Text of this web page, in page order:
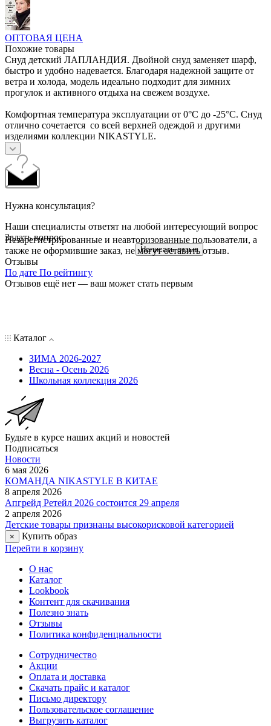
ОПТОВАЯ ЦЕНА
Похожие товары
Снуд детский ЛАПЛАНДИЯ. Двойной снуд заменяет шарф,
быстро и удобно надевается. Благодаря надежной защите от
ветра и холода, модель идеально подходит для зимних
прогулок и активного отдыха на свежем воздухе.
Комфортная температура эксплуатации от 0°С до -25°С. Снуд
отлично сочетается со всей верхней одеждой и другими
изделиями коллекции NIKASTYLE.
Нужна консультация?
Наши специалисты ответят на любой интересующий вопрос
Задать вопрос
Написать отзыв
Незарегистрированные и неавторизованные пользователи, а
также не оформившие заказ, не могут оставить отзыв.
Отзывы
По дате По рейтингу
Отзывов ещё нет — ваш может стать первым
Каталог
ЗИМА 2026-2027
Весна - Осень 2026
Школьная коллекция 2026
Будьте в курсе наших акций и новостей
Подписаться
Новости
6 мая 2026
КОМАНДА NIKASTYLE В КИТАЕ
8 апреля 2026
Апгрейд Ретейл 2026 состоится 29 апреля
2 апреля 2026
Детские товары признаны высокорисковой категорией
×
Купить образ
Перейти в корзину
О нас
Каталог
Lookbook
Контент для скачивания
Полезно знать
Отзывы
Политика конфиденциальности
Сотрудничество
Акции
Оплата и доставка
Скачать прайс и каталог
Письмо директору
Пользовательское соглашение
Выгрузить каталог